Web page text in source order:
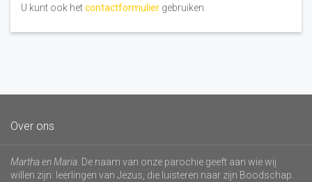
U kunt ook hetcontactformulier gebruiken.
Over ons
Martha en Maria . De naam van onze parochie geeft aan wie wij
willen zijn: leerlingen van Jezus, die luisteren naar zijn Boodschap.